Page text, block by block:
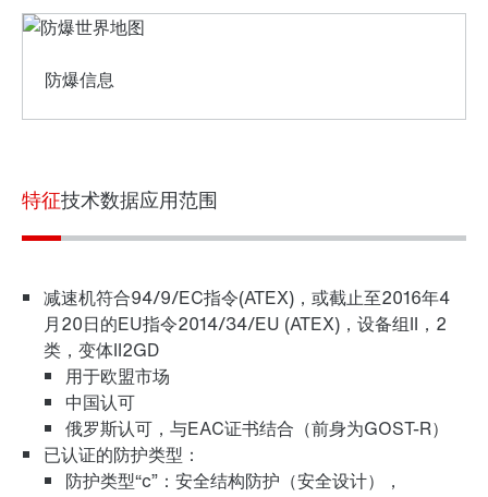
TorqLOC®空心轴安装组件
表面保护与防腐蚀保护
特征技术数据应用范围
减速机符合94/9/EC指令(ATEX)，或截止至2016年4
月20日的EU指令2014/34/EU (ATEX)，设备组II，2
类，变体II2GD
用于欧盟市场
中国认可
俄罗斯认可，与EAC证书结合（前身为GOST-R）
已认证的防护类型：
防护类型“c”：安全结构防护（安全设计），